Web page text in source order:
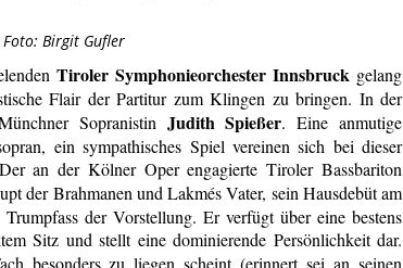
Birgit Gufler
Tiroler Symphonieorchester Innsbruck gelang
Flair der Partitur zum Klingen zu bringen. In der
Sopranistin Judith Spießer. Eine anmutige
ein sympathisches Spiel vereinen sich bei dieser
an der Kölner Oper engagierte Tiroler Bassbariton
der Brahmanen und Lakmés Vater, sein Hausdebüt am
der Vorstellung. Er verfügt über eine bestens
Sitz und stellt eine dominierende Persönlichkeit dar.
besonders zu liegen scheint (erinnert sei an seinen